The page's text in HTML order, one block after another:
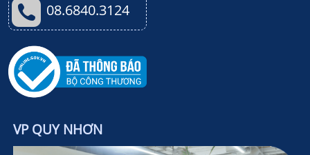
08.6840.3124
VP QUY NHƠN